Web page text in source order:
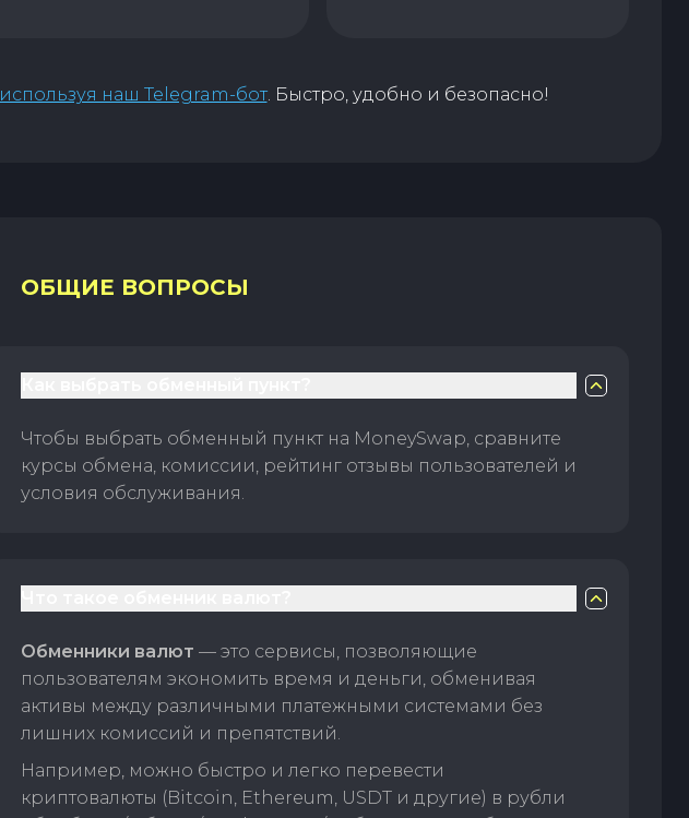
используя наш Telegram-бот. Быстро, удобно и безопасно!
ОБЩИЕ ВОПРОСЫ
Чтобы выбрать обменный пункт на MoneySwap, сравните
курсы обмена, комиссии, рейтинг отзывы пользователей и
условия обслуживания.
Обменники валют — это сервисы, позволяющие
пользователям экономить время и деньги, обменивая
активы между различными платежными системами без
лишних комиссий и препятствий.
Например, можно быстро и легко перевести
криптовалюты (Bitcoin, Ethereum, USDT и другие) в рубли